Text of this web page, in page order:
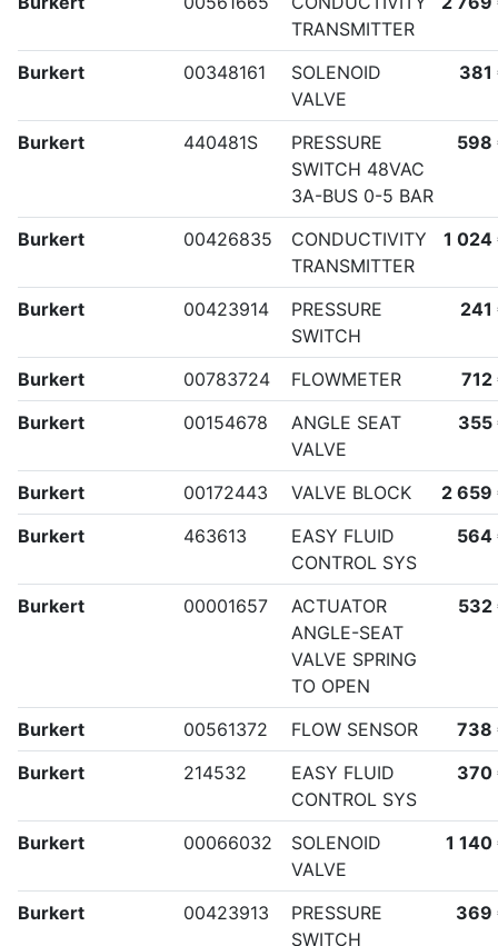
TRANSMITTER
Burkert 00348161
SOLENOID
VALVE
381
Burkert 440481S
PRESSURE
SWITCH 48VAC
3A-BUS 0-5 BAR
598
Burkert 00426835
CONDUCTIVITY
TRANSMITTER
1 024
Burkert 00423914
PRESSURE
SWITCH
241
Burkert 00783724 FLOWMETER
712
Burkert
00154678
ANGLE SEAT
VALVE
355
Burkert 00172443 VALVE BLOCK
2 659
Burkert
463613
EASY FLUID
CONTROL SYS
564
Burkert 00001657
ACTUATOR
ANGLE-SEAT
VALVE SPRING
TO OPEN
532
Burkert 00561372 FLOW SENSOR
738
Burkert
214532
EASY FLUID
CONTROL SYS
370
Burkert 00066032
SOLENOID
VALVE
1 140
Burkert 00423913
PRESSURE
SWITCH
369